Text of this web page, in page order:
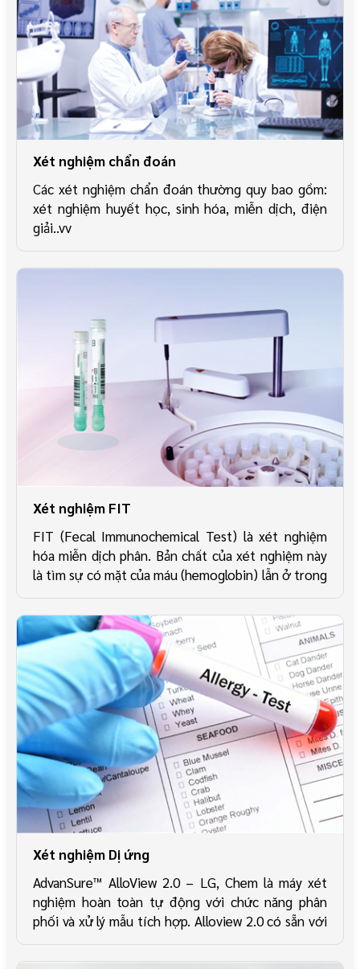
Xét nghiệm chẩn đoán
Các xét nghiệm chẩn đoán thường quy bao gồm:
xét nghiệm huyết học, sinh hóa, miễn dịch, điện
giải..vv
Xét nghiệm FIT
FIT (Fecal Immunochemical Test) là xét nghiệm
hóa miễn dịch phân. Bản chất của xét nghiệm này
là tìm sự có mặt của máu (hemoglobin) lẫn ở trong
phân, đây có thể là dấu hiệu của ung thư đại trực
tràng.
Xét nghiệm Dị ứng
AdvanSure™ AlloView 2.0 – LG, Chem là máy xét
nghiệm hoàn toàn tự động với chức năng phân
phối và xử lý mẫu tích hợp. Alloview 2.0 có sẵn với
panel 108 dị nguyên chỉ với một lần xét nghiệm
duy nhất